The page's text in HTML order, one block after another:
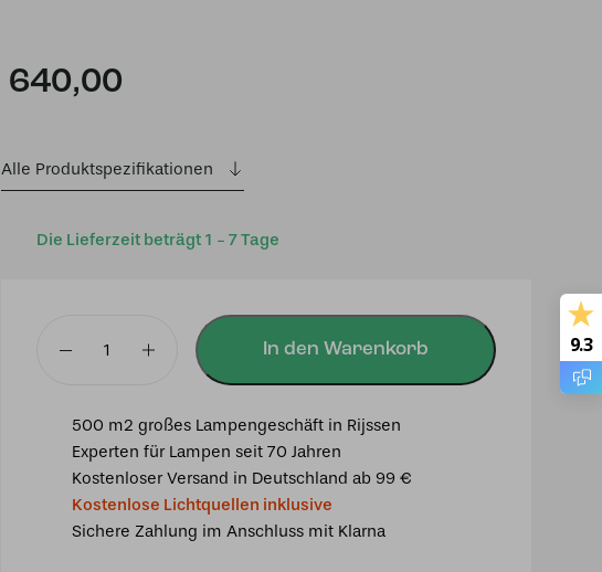
Die Lieferzeit beträgt 1 - 7 Tage
640,00
Alle Produktspezifikationen
Deckenbalken
In den Warenkorb
500 m2 großes Lampengeschäft in Rijssen
Experten für Lampen seit 70 Jahren
Kostenloser Versand in Deutschland ab 99 €
Kostenlose Lichtquellen inklusive
Sichere Zahlung im Anschluss mit Klarna
9.3